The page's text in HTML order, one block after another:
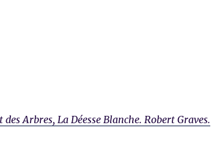
Arbres, La Déesse Blanche. Robert Graves.